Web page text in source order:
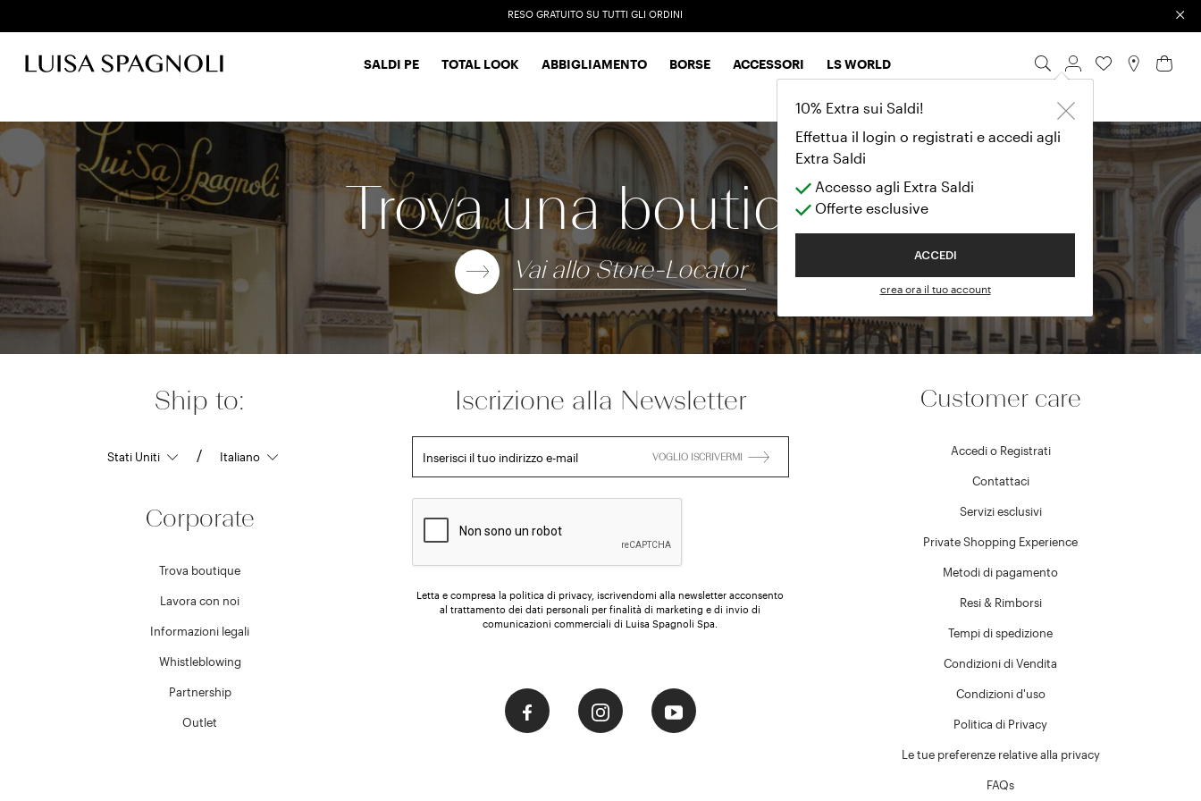
10% Extra sui Saldi!
Effettua il login o registrati e accedi agli
Extra Saldi
Accesso agli Extra Saldi
Offerte esclusive
ACCEDI
crea ora il tuo account
RESO GRATUITO SU TUTTI GLI ORDINI
EXTRA SALES: 50% OFF A NEW SELECTION
×
SALDI PE TOTAL LOOK ABBIGLIAMENTO BORSE ACCESSORI LS WORLD
Abiti Trova una boutique
Vai allo Store-Locator
Ship to:
/
Corporate
Trova boutique
Lavora con noi
Informazioni legali
Whistleblowing
Partnership
Outlet
Iscrizione alla Newsletter
Inserisci il tuo indirizzo e-mail VOGLIO ISCRIVERMI
Letta e compresa la politica di privacy, iscrivendomi alla newsletter acconsento
al trattamento dei dati personali per finalità di marketing e di invio di
comunicazioni commerciali di Luisa Spagnoli Spa.
Customer care
Accedi o Registrati
Contattaci
Servizi esclusivi
Private Shopping Experience
Metodi di pagamento
Resi & Rimborsi
Tempi di spedizione
Condizioni di Vendita
Condizioni d'uso
Politica di Privacy
Le tue preferenze relative alla privacy
FAQs